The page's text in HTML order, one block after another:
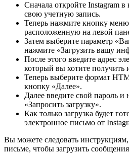
Сначала откройте Instagram в
свою учетную запись.
Теперь нажмите кнопку
расположенную на левой
Затем выберите параметр
нажмите «Загрузить вашу
После этого введите адрес
который вы хотите получить
Теперь выберите формат
кнопку «Далее».
Далее введите свой пароль
«Запросить загрузку».
Как только загрузка будет
электронное письмо от
Вы можете следовать
письме, чтобы загрузить